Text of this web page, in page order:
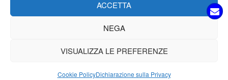
ACCETTA
NEGA
VISUALIZZA LE PREFERENZE
Cookie PolicyDichiarazione sulla Privacy